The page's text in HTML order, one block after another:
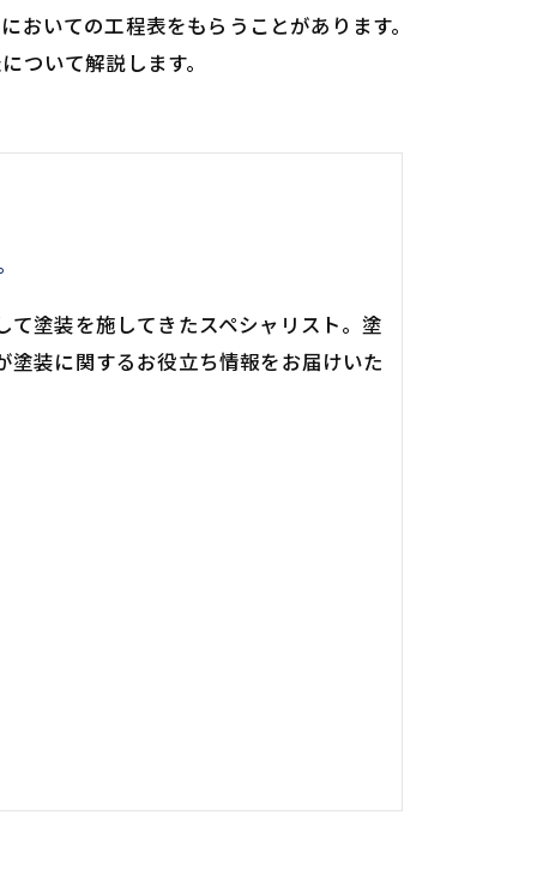
いての工程表をもらうことがあります。
ついて解説します。
塗装を施してきたスペシャリスト。塗
装に関するお役立ち情報をお届けいた